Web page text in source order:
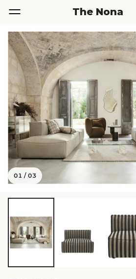
The Nona
01 /03